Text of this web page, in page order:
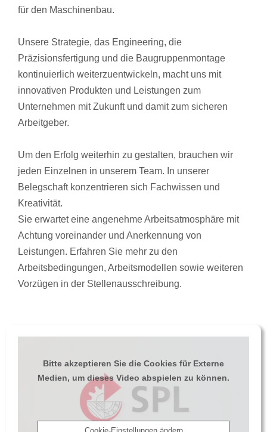
für den Maschinenbau.
Unsere Strategie, das Engineering, die
Präzisionsfertigung und die Baugruppenmontage
kontinuierlich weiterzuentwickeln, macht uns mit
innovativen Produkten und Leistungen zum
Unternehmen mit Zukunft und damit zum sicheren
Arbeitgeber.
Um den Erfolg weiterhin zu gestalten, brauchen wir
jeden Einzelnen in unserem Team. In unserer
Belegschaft konzentrieren sich Fachwissen und
Kreativität.
Sie erwartet eine angenehme Arbeitsatmosphäre mit
Achtung voreinander und Anerkennung von
Leistungen. Erfahren Sie mehr zu den
Arbeitsbedingungen, Arbeitsmodellen sowie weiteren
Vorzügen in der Stellenausschreibung.
Bitte akzeptieren Sie die Cookies für Externe
Medien, um dieses Video abspielen zu können.